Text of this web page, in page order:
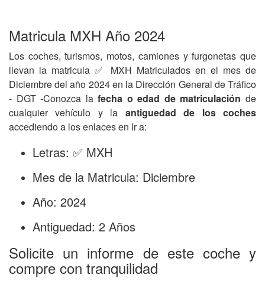
Matricula MXH Año 2024
Los coches, turismos, motos, camiones y furgonetas que
llevan la matricula ✅ MXH Matriculados en el mes de
Diciembre del año 2024 en la Dirección General de Tráfico
- DGT -Conozca lafecha o edad de matriculación de
cualquier vehículo y la antiguedad de los coches
accediendo a los enlaces en Ir a:
Letras: ✅ MXH
Mes de la Matricula: Diciembre
Año: 2024
Antiguedad: 2 Años
Solicite un informe de este coche y
compre con tranquilidad